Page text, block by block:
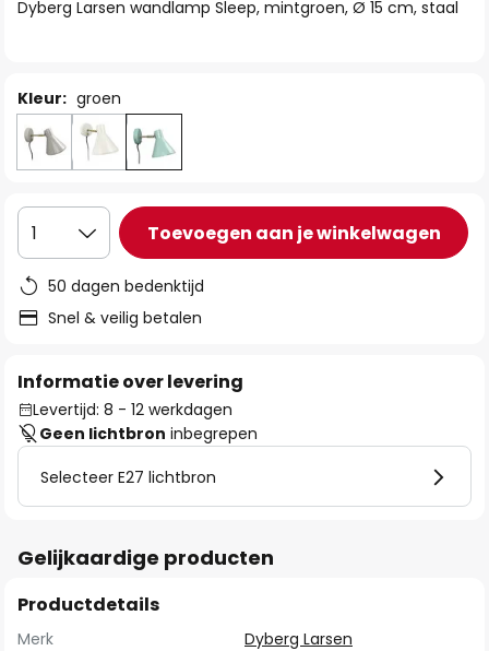
Dyberg Larsen wandlamp Sleep, mintgroen, Ø 15 cm, staal
Kleur: groen
1 Toevoegen aan je winkelwagen
50 dagen bedenktijd
Snel & veilig betalen
Informatie over levering
Levertijd: 8 - 12 werkdagen
Geen lichtbron inbegrepen
Selecteer E27 lichtbron
Gelijkaardige producten
Productdetails
Merk
Dyberg Larsen